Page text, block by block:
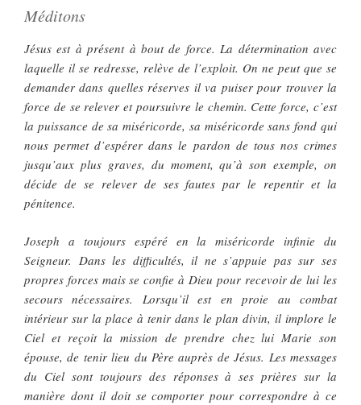
Méditons
Jésus est à présent à bout de force. La détermination avec
laquelle il se redresse, relève de l’exploit. On ne peut que se
demander dans quelles réserves il va puiser pour trouver la
force de se relever et poursuivre le chemin. Cette force, c’est
la puissance de sa miséricorde, sa miséricorde sans fond qui
nous permet d’espérer dans le pardon de tous nos crimes
jusqu’aux plus graves, du moment, qu’à son exemple, on
décide de se relever de ses fautes par le repentir et la
pénitence.
Joseph a toujours espéré en la miséricorde infinie du
Seigneur. Dans les difficultés, il ne s’appuie pas sur ses
propres forces mais se confie à Dieu pour recevoir de lui les
secours nécessaires. Lorsqu’il est en proie au combat
intérieur sur la place à tenir dans le plan divin, il implore le
Ciel et reçoit la mission de prendre chez lui Marie son
épouse, de tenir lieu du Père auprès de Jésus. Les messages
du Ciel sont toujours des réponses à ses prières sur la
manière dont il doit se comporter pour correspondre à ce